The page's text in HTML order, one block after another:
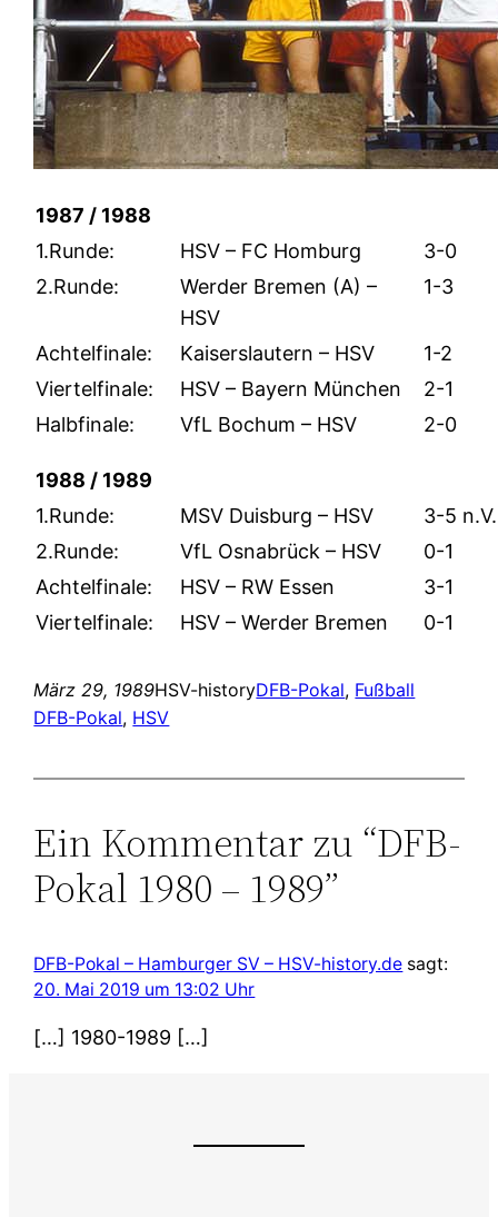
1987 / 1988
1.Runde:
HSV – FC Homburg
3-0
2.Runde:
Werder Bremen (A) –
HSV
1-3
Achtelfinale: Kaiserslautern – HSV
1-2
Viertelfinale:
HSV – Bayern München
2-1
Halbfinale:
VfL Bochum – HSV 2-0
1988 / 1989
1.Runde:
MSV Duisburg – HSV
3-5 n.V.
2.Runde:
VfL Osnabrück – HSV
0-1
Achtelfinale:
HSV – RW Essen
3-1
Viertelfinale:
HSV – Werder Bremen 0-1
März 29, 1989HSV-historyDFB-Pokal, Fußball
DFB-Pokal, HSV
Ein Kommentar zu “DFB-
Pokal 1980 – 1989”
DFB-Pokal – Hamburger SV – HSV-history.de sagt:
20. Mai 2019 um 13:02 Uhr
[…] 1980-1989 […]